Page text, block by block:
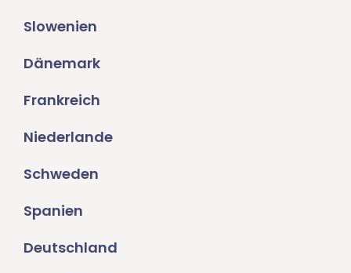
Slowenien
Dänemark
Frankreich
Niederlande
Schweden
Spanien
Deutschland